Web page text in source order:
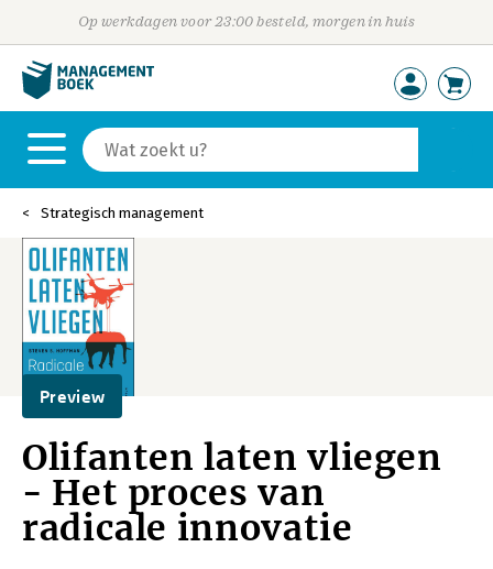
Op werkdagen voor 23:00 besteld, morgen in huis
Strategisch management
Preview
Olifanten laten vliegen
- Het proces van
radicale innovatie